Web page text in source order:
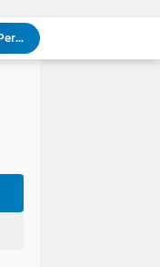
Kombes Pol Edy Sumardi Apresiasi Sinergi Pengamanan Obvitnas di Pertamina Patra Niaga Jabar
Berikan Rasa Aman di Masyarakat, Polsek Ciwandan Tingkatkan Patroli Malam Secara Rutin
502 Ribu Liter Air Bersih Disalurkan Polda Banten untuk Enam Kecamatan di Kabupaten Serang